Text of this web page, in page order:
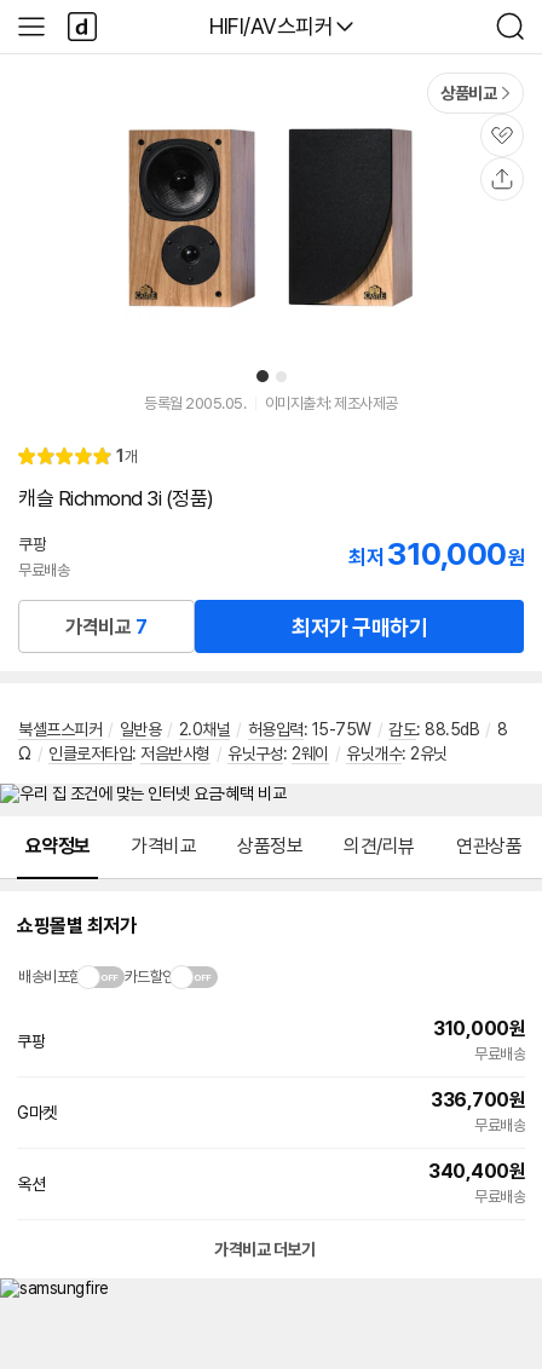
다나와
HIFI/AV스피커
검
색
사
이
다
나
와
1 2
상품비교
관
심
등록월 2005.05. 이미지출처: 제조사제공
별
점
5.
리
1 개
캐슬 Richmond 3i (정품)
쿠팡
무료배송
최저 310,000원
가격비교 7 최저가 구매하기
북셸프스피커 / 일반용 / 2.0채널 / 허용입력: 15-75W / 감도: 88.5dB / 8
Ω / 인클로저타입: 저음반사형 / 유닛구성: 2웨이 / 유닛개수: 2유닛
요약정보 가격비교 상품정보 의견/리뷰 연관상품
쇼핑몰별 최저가
배송비포함 카드할인
쿠팡
310,000원
무료배송
G마켓
336,700원
무료배송
옥션
340,400원
무료배송
가격비교 더보기